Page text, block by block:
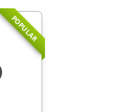
POPULAR